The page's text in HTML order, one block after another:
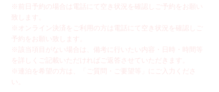
※前日予約の場合は電話にて空き状況を確認しご予約をお願い
致します。
※オンライン決済をご利用の方は電話にて空き状況を確認しご
予約をお願い致します。
※該当項目がない場合は、備考に行いたい内容・日時・時間等
を詳しくご記載いただければご返答させていただきます。
※連泊を希望の方は、「ご質問・ご要望等」にご入力くださ
い。